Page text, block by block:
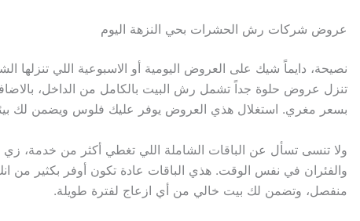
عروض شركات رش الحشرات بحي النزهة اليوم
نصيحة، دايماً شيك على العروض اليومية أو الاسبوعية اللي تنزلها
تنزل عروض حلوة جداً تشمل رش البيت بالكامل من الداخل،
بسعر مغري. استغلال هذي العروض يوفر عليك فلوس ويضمن لك
ولا تنسى تسأل عن الباقات الشاملة اللي تغطي أكثر من خدمة، زي
والفئران في نفس الوقت. هذي الباقات عادة تكون أوفر بكثير
منفصل، وتضمن لك بيت خالي من أي ازعاج لفترة طويلة.